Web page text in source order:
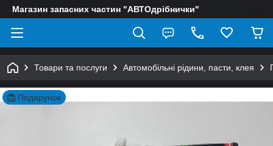
Магазин запасних частин "АВТОдрібнички"
Товари та послуги Автомобільні рідини, пасти, клея
Подарунок